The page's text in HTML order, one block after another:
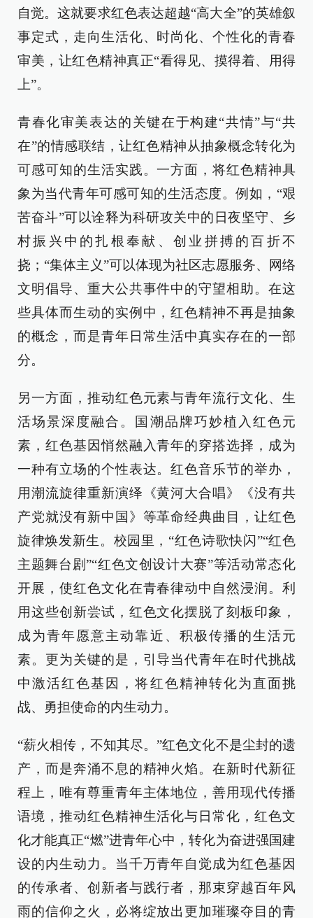
自觉。这就要求红色表达超越“高大全”的英雄叙
事定式，走向生活化、时尚化、个性化的青春
审美，让红色精神真正“看得见、摸得着、用得
上”。
青春化审美表达的关键在于构建“共情”与“共
在”的情感联结，让红色精神从抽象概念转化为
可感可知的生活实践。一方面，将红色精神具
象为当代青年可感可知的生活态度。例如，“艰
苦奋斗”可以诠释为科研攻关中的日夜坚守、乡
村振兴中的扎根奉献、创业拼搏的百折不
挠；“集体主义”可以体现为社区志愿服务、网络
文明倡导、重大公共事件中的守望相助。在这
些具体而生动的实例中，红色精神不再是抽象
的概念，而是青年日常生活中真实存在的一部
分。
另一方面，推动红色元素与青年流行文化、生
活场景深度融合。国潮品牌巧妙植入红色元
素，红色基因悄然融入青年的穿搭选择，成为
一种有立场的个性表达。红色音乐节的举办，
用潮流旋律重新演绎《黄河大合唱》《没有共
产党就没有新中国》等革命经典曲目，让红色
旋律焕发新生。校园里，“红色诗歌快闪”“红色
主题舞台剧”“红色文创设计大赛”等活动常态化
开展，使红色文化在青春律动中自然浸润。利
用这些创新尝试，红色文化摆脱了刻板印象，
成为青年愿意主动靠近、积极传播的生活元
素。更为关键的是，引导当代青年在时代挑战
中激活红色基因，将红色精神转化为直面挑
战、勇担使命的内生动力。
“薪火相传，不知其尽。”红色文化不是尘封的遗
产，而是奔涌不息的精神火焰。在新时代新征
程上，唯有尊重青年主体地位，善用现代传播
语境，推动红色精神生活化与日常化，红色文
化才能真正“燃”进青年心中，转化为奋进强国建
设的内生动力。当千万青年自觉成为红色基因
的传承者、创新者与践行者，那束穿越百年风
雨的信仰之火，必将绽放出更加璀璨夺目的青